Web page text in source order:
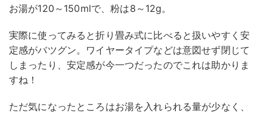
お湯が120～150mlで、粉は8～12g。
実際に使ってみると折り畳み式に比べると扱いやすく安
定感がバツグン。ワイヤータイプなどは意図せず閉じて
しまったり、安定感が今一つだったのでこれは助かりま
すね！
ただ気になったところはお湯を入れられる量が少なく、